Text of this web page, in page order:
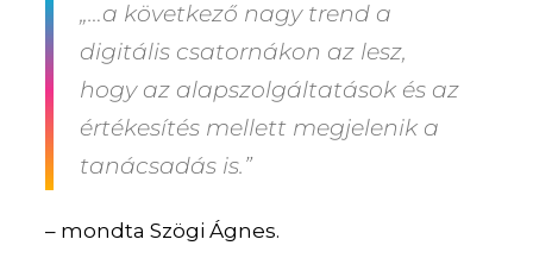
„…a következő nagy trend a
digitális csatornákon az lesz,
hogy az alapszolgáltatások és az
értékesítés mellett megjelenik a
tanácsadás is.”
– mondta Szögi Ágnes.